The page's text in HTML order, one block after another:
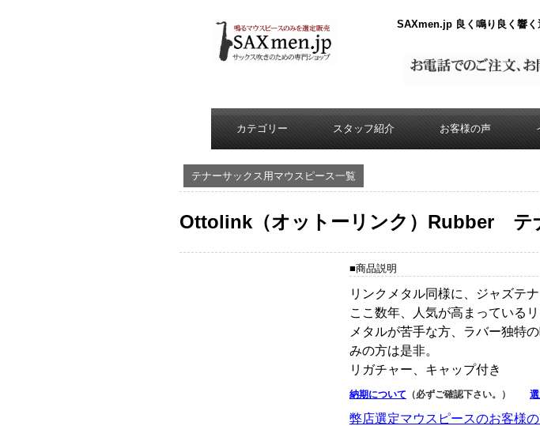
SAXmen.jp 良く鳴り良く響
カテゴリー スタッフ紹介 お客様の声
テナーサックス用マウスピース一覧
Ottolink（オットーリンク）Rubber テ
■商品説明
リンクメタル同様に、ジャズテ
ここ数年、人気が高まっているリ
メタルが苦手な方、ラバー独特
みの方は是非。
リガチャー、キャップ付き
納期について （必ずご確認下さい。）
弊店選定マウスピースのお客様